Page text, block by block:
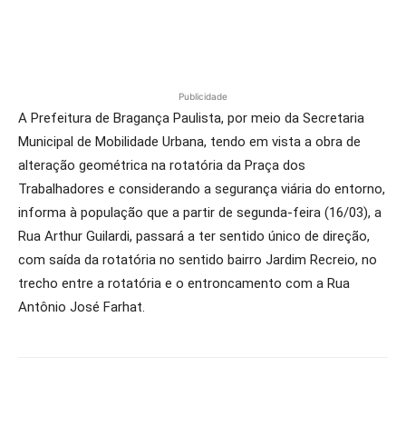
Publicidade
A Prefeitura de Bragança Paulista, por meio da Secretaria
Municipal de Mobilidade Urbana, tendo em vista a obra de
alteração geométrica na rotatória da Praça dos
Trabalhadores e considerando a segurança viária do entorno,
informa à população que a partir de segunda-feira (16/03), a
Rua Arthur Guilardi, passará a ter sentido único de direção,
com saída da rotatória no sentido bairro Jardim Recreio, no
trecho entre a rotatória e o entroncamento com a Rua
Antônio José Farhat.